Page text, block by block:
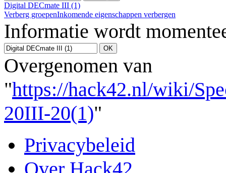
Digital DECmate III (1)
Verberg groepenInkomende eigenschappen verbergen
Informatie wordt
Overgenomen van
"https://hack42.nl/wiki/
20III-20(1)"
Privacybeleid